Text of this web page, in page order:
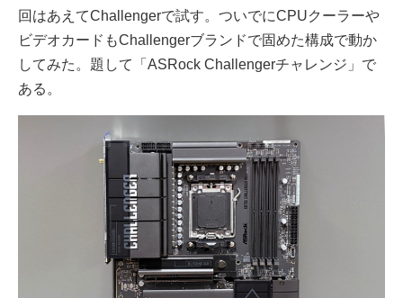
回はあえてChallengerで試す。ついでにCPUクーラーや
ビデオカードもChallengerブランドで固めた構成で動か
してみた。題して「ASRock Challengerチャレンジ」で
ある。